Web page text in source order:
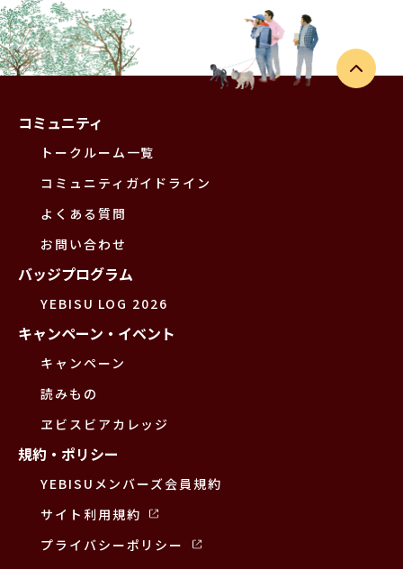
コミュニティ
トークルーム一覧
コミュニティガイドライン
よくある質問
お問い合わせ
バッジプログラム
YEBISU LOG 2026
キャンペーン・イベント
キャンペーン
読みもの
ヱビスビアカレッジ
規約・ポリシー
YEBISUメンバーズ会員規約
サイト利用規約
プライバシーポリシー